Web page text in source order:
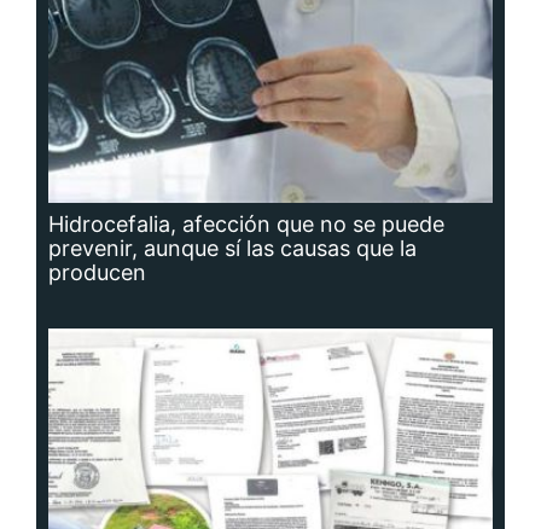
Hidrocefalia, afección que no se puede
prevenir, aunque sí las causas que la
producen